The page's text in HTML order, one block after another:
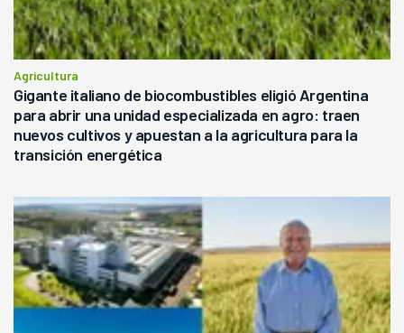
Agricultura
Gigante italiano de biocombustibles eligió Argentina
para abrir una unidad especializada en agro: traen
nuevos cultivos y apuestan a la agricultura para la
transición energética